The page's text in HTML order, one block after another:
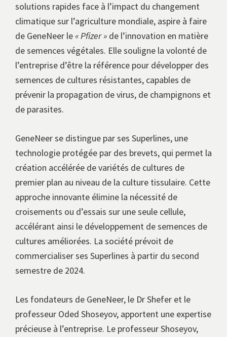
solutions rapides face à l’impact du changement
climatique sur l’agriculture mondiale, aspire à faire
de GeneNeer le« Pfizer » de l’innovation en matière
de semences végétales. Elle souligne la volonté de
l’entreprise d’être la référence pour développer des
semences de cultures résistantes, capables de
prévenir la propagation de virus, de champignons et
de parasites.
GeneNeer se distingue par ses Superlines, une
technologie protégée par des brevets, qui permet la
création accélérée de variétés de cultures de
premier plan au niveau de la culture tissulaire. Cette
approche innovante élimine la nécessité de
croisements ou d’essais sur une seule cellule,
accélérant ainsi le développement de semences de
cultures améliorées. La société prévoit de
commercialiser ses Superlines à partir du second
semestre de 2024.
Les fondateurs de GeneNeer, le Dr Shefer et le
professeur Oded Shoseyov, apportent une expertise
précieuse à l’entreprise. Le professeur Shoseyov,